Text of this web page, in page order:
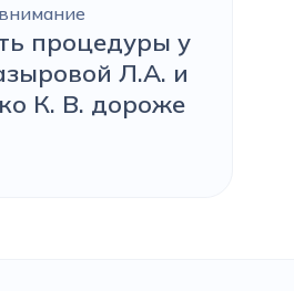
процедуры у
Л.А. и
К. В. дороже